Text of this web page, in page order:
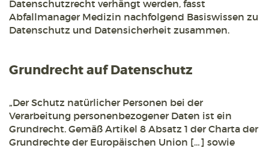
Datenschutzrecht verhängt werden, fasst
Abfallmanager Medizin nachfolgend Basiswissen zu
Datenschutz und Datensicherheit zusammen.
Grundrecht auf Datenschutz
„Der Schutz natürlicher Personen bei der
Verarbeitung personenbezogener Daten ist ein
Grundrecht. Gemäß Artikel 8 Absatz 1 der Charta der
Grundrechte der Europäischen Union […] sowie